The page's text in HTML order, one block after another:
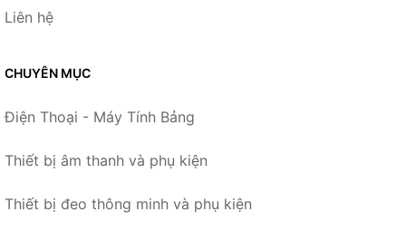
Liên hệ
CHUYÊN MỤC
Điện Thoại - Máy Tính Bảng
Thiết bị âm thanh và phụ kiện
Thiết bị đeo thông minh và phụ kiện